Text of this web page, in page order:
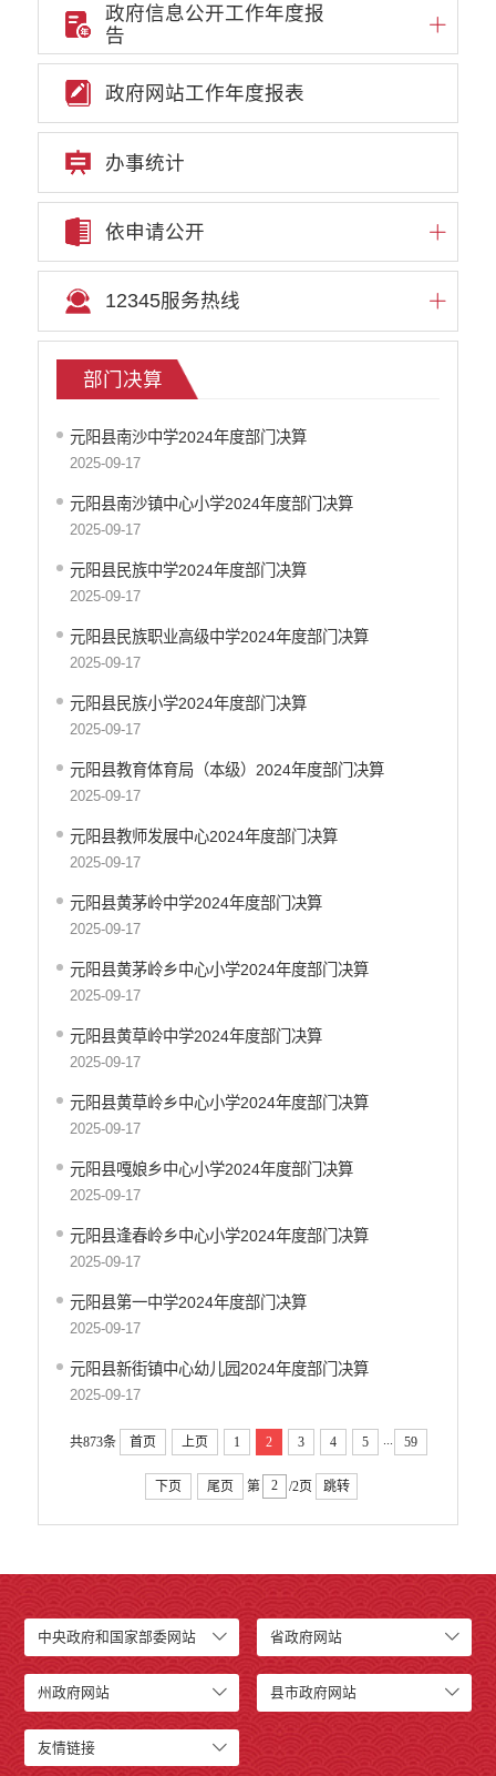
部门信息公开基本目录
重大项目
审批改革信息公开
教育信息公开
民政信息公开
2023预算公开
政府预决算
2023决算公开
部门预算
部门决算
往年预决算
就业创业信息公开
住房保障信息公开
医疗卫生机构信息公开
审计信息公开
市场监督管理信息公开
环境保护信息公开
应急管理信息公开
国有土地房屋征收补偿信息公开
科技管理和项目经费信息公开
旅游市场秩序和服务质量信息公开
乡村振兴工作信息公开
不动产登记信息公开
红河州网上新闻发布厅
政府信息公开工作年度报
告
政府网站工作年度报表
办事统计
依申请公开
12345服务热线
部门决算
元阳县南沙中学2024年度部门决算
2025-09-17
元阳县南沙镇中心小学2024年度部门决算
2025-09-17
元阳县民族中学2024年度部门决算
2025-09-17
元阳县民族职业高级中学2024年度部门决算
2025-09-17
元阳县民族小学2024年度部门决算
2025-09-17
元阳县教育体育局（本级）2024年度部门决算
2025-09-17
元阳县教师发展中心2024年度部门决算
2025-09-17
元阳县黄茅岭中学2024年度部门决算
2025-09-17
元阳县黄茅岭乡中心小学2024年度部门决算
2025-09-17
元阳县黄草岭中学2024年度部门决算
2025-09-17
元阳县黄草岭乡中心小学2024年度部门决算
2025-09-17
元阳县嘎娘乡中心小学2024年度部门决算
2025-09-17
元阳县逢春岭乡中心小学2024年度部门决算
2025-09-17
元阳县第一中学2024年度部门决算
2025-09-17
元阳县新街镇中心幼儿园2024年度部门决算
2025-09-17
共873条 首页 上页 1 2 3 4 5 ... 59
下页 尾页 第 /2页 跳转
中央政府和国家部委网站 省政府网站
州政府网站 县市政府网站
友情链接